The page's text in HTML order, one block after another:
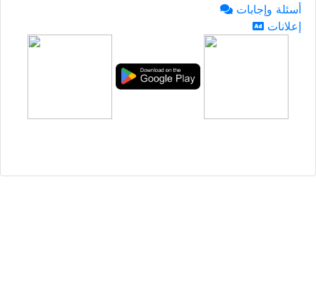
أسئلة وإجابات
إعلانات